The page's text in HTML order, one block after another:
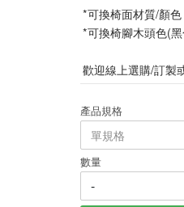
*可換椅面材質/顏色
*可換椅腳木頭色(
歡迎線上選購/訂製
產品規格
數量
-